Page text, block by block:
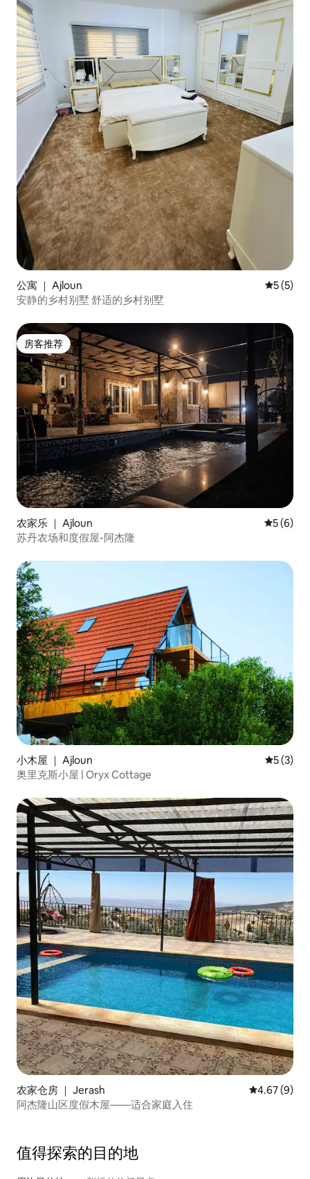
公寓 ｜ Ajloun 平均评分
5 (5)
安静的乡村别墅 舒适的乡村别墅
房客推荐
房客推荐
农家乐 ｜ Ajloun 平均评分
5 (6)
苏丹农场和度假屋-阿杰隆
小木屋 ｜ Ajloun 平均评分
5 (3)
奥里克斯小屋 | Oryx Cottage
农家仓房 ｜ Jerash 平均评分
4.67 (9)
阿杰隆山区度假木屋——适合家庭入住
值得探索的目的地